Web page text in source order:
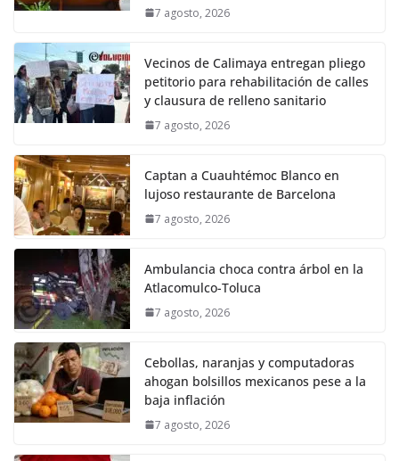
7 agosto, 2026
Vecinos de Calimaya entregan pliego
petitorio para rehabilitación de calles
y clausura de relleno sanitario
7 agosto, 2026
Captan a Cuauhtémoc Blanco en
lujoso restaurante de Barcelona
7 agosto, 2026
Ambulancia choca contra árbol en la
Atlacomulco-Toluca
7 agosto, 2026
Cebollas, naranjas y computadoras
ahogan bolsillos mexicanos pese a la
baja inflación
7 agosto, 2026